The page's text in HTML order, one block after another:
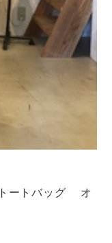
ートバッグ オ